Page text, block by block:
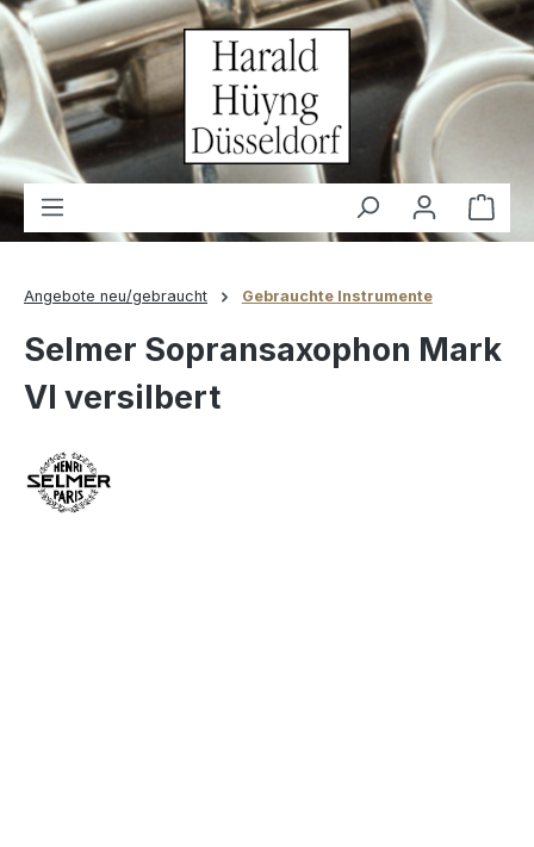
springen
Angebote neu/gebraucht Gebrauchte Instrumente
Selmer Sopransaxophon Mark
VI versilbert